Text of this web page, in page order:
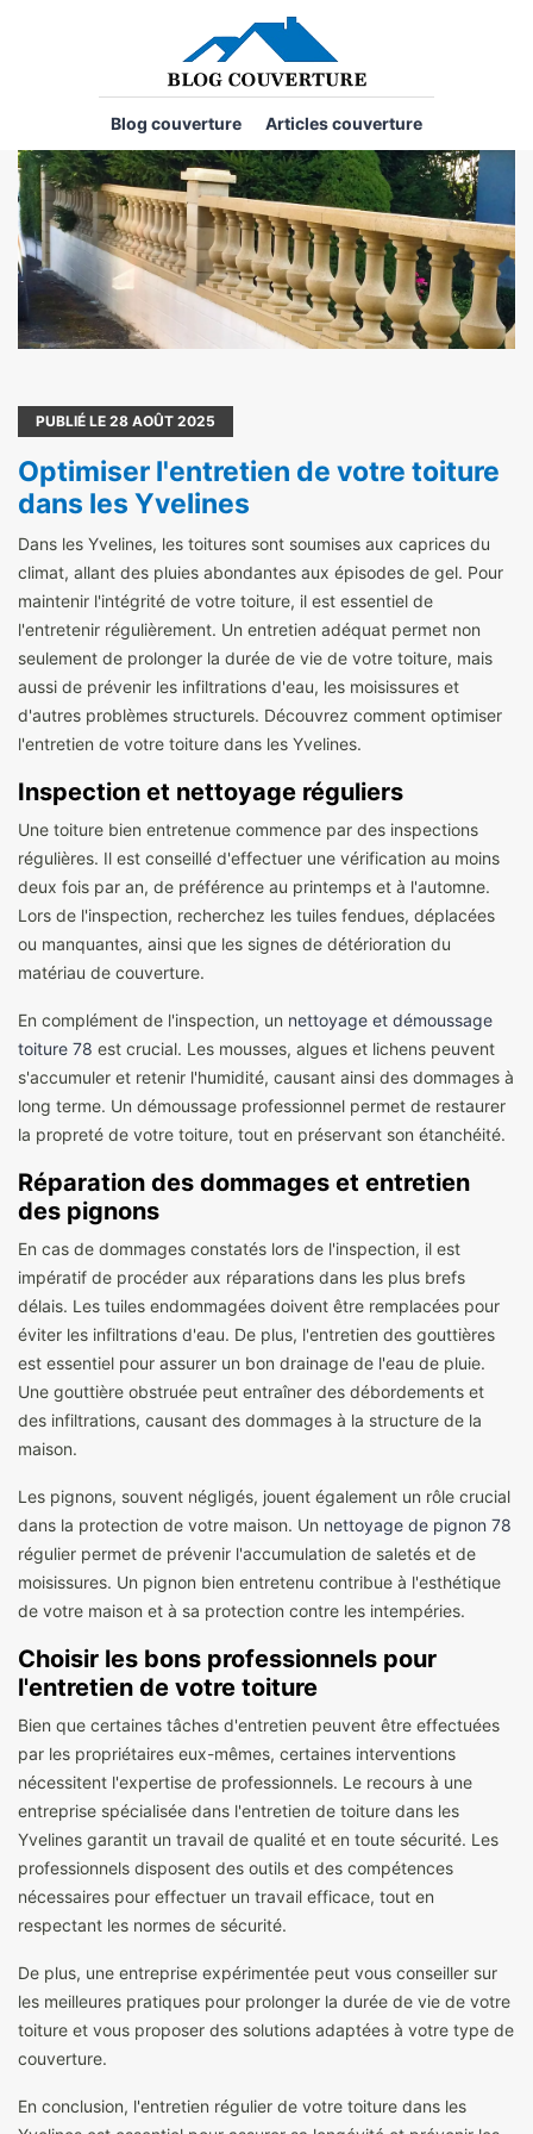
Blog couverture Articles couverture
PUBLIÉ LE 28 AOÛT 2025
Optimiser l'entretien de votre toiture
dans les Yvelines
Dans les Yvelines, les toitures sont soumises aux caprices du
climat, allant des pluies abondantes aux épisodes de gel. Pour
maintenir l'intégrité de votre toiture, il est essentiel de
l'entretenir régulièrement. Un entretien adéquat permet non
seulement de prolonger la durée de vie de votre toiture, mais
aussi de prévenir les infiltrations d'eau, les moisissures et
d'autres problèmes structurels. Découvrez comment optimiser
l'entretien de votre toiture dans les Yvelines.
Inspection et nettoyage réguliers
Une toiture bien entretenue commence par des inspections
régulières. Il est conseillé d'effectuer une vérification au moins
deux fois par an, de préférence au printemps et à l'automne.
Lors de l'inspection, recherchez les tuiles fendues, déplacées
ou manquantes, ainsi que les signes de détérioration du
matériau de couverture.
En complément de l'inspection, un nettoyage et démoussage
toiture 78 est crucial. Les mousses, algues et lichens peuvent
s'accumuler et retenir l'humidité, causant ainsi des dommages à
long terme. Un démoussage professionnel permet de restaurer
la propreté de votre toiture, tout en préservant son étanchéité.
Réparation des dommages et entretien
des pignons
En cas de dommages constatés lors de l'inspection, il est
impératif de procéder aux réparations dans les plus brefs
délais. Les tuiles endommagées doivent être remplacées pour
éviter les infiltrations d'eau. De plus, l'entretien des gouttières
est essentiel pour assurer un bon drainage de l'eau de pluie.
Une gouttière obstruée peut entraîner des débordements et
des infiltrations, causant des dommages à la structure de la
maison.
Les pignons, souvent négligés, jouent également un rôle crucial
dans la protection de votre maison. Un nettoyage de pignon 78
régulier permet de prévenir l'accumulation de saletés et de
moisissures. Un pignon bien entretenu contribue à l'esthétique
de votre maison et à sa protection contre les intempéries.
Choisir les bons professionnels pour
l'entretien de votre toiture
Bien que certaines tâches d'entretien peuvent être effectuées
par les propriétaires eux-mêmes, certaines interventions
nécessitent l'expertise de professionnels. Le recours à une
entreprise spécialisée dans l'entretien de toiture dans les
Yvelines garantit un travail de qualité et en toute sécurité. Les
professionnels disposent des outils et des compétences
nécessaires pour effectuer un travail efficace, tout en
respectant les normes de sécurité.
De plus, une entreprise expérimentée peut vous conseiller sur
les meilleures pratiques pour prolonger la durée de vie de votre
toiture et vous proposer des solutions adaptées à votre type de
couverture.
En conclusion, l'entretien régulier de votre toiture dans les